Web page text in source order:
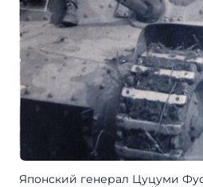
Японский генерал Цуцуми